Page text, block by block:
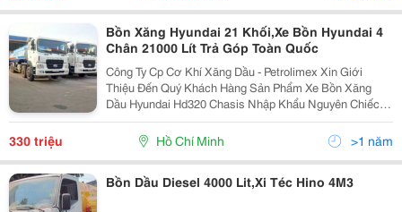
Bồn Xăng Hyundai 21 Khối,Xe Bồn Hyundai 4
Chân 21000 Lít Trả Góp Toàn Quốc
Công Ty Cp Cơ Khí Xăng Dầu - Petrolimex Xin Giới
Thiệu Đến Quý Khách Hàng Sản Phẩm Xe Bồn Xăng
Dầu Hyundai Hd320 Chasis Nhập Khẩu Nguyên Chiếc.
Bồn Chở Xăng Thể Tích 21,000 Lít Được Đóng Mới
Hoàn Toàn Trên Nền Xe Hyundai Hd320 Máy Điện Hoặc
Máy Cơ Củ
330 triệu Hồ Chí Minh >1 năm
Bồn Dầu Diesel 4000 Lit,Xi Téc Hino 4M3